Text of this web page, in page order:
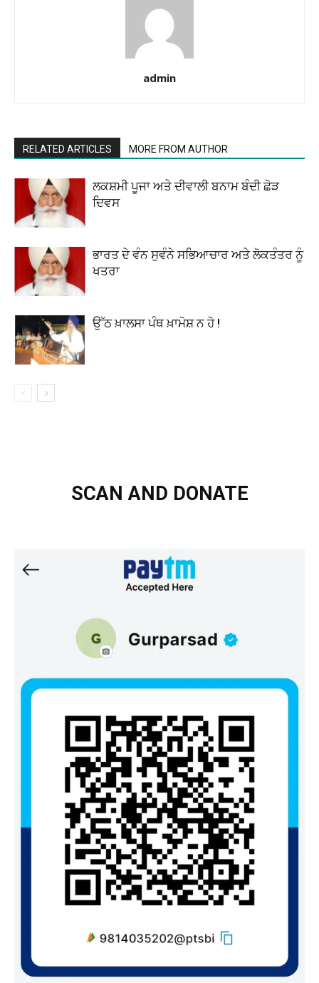
admin
RELATED ARTICLES MORE FROM AUTHOR
ਲਕਸ਼ਮੀ ਪੂਜਾ ਅਤੇ ਦੀਵਾਲੀ ਬਨਾਮ ਬੰਦੀ ਛੋੜ
ਦਿਵਸ
ਭਾਰਤ ਦੇ ਵੰਨ ਸੁਵੰਨੇ ਸਭਿਆਚਾਰ ਅਤੇ ਲੋਕਤੰਤਰ ਨੂੰ
ਖਤਰਾ
ਉੱਠ ਖ਼ਾਲਸਾ ਪੰਥ ਖ਼ਾਮੋਸ਼ ਨ ਹੋ !
SCAN AND DONATE